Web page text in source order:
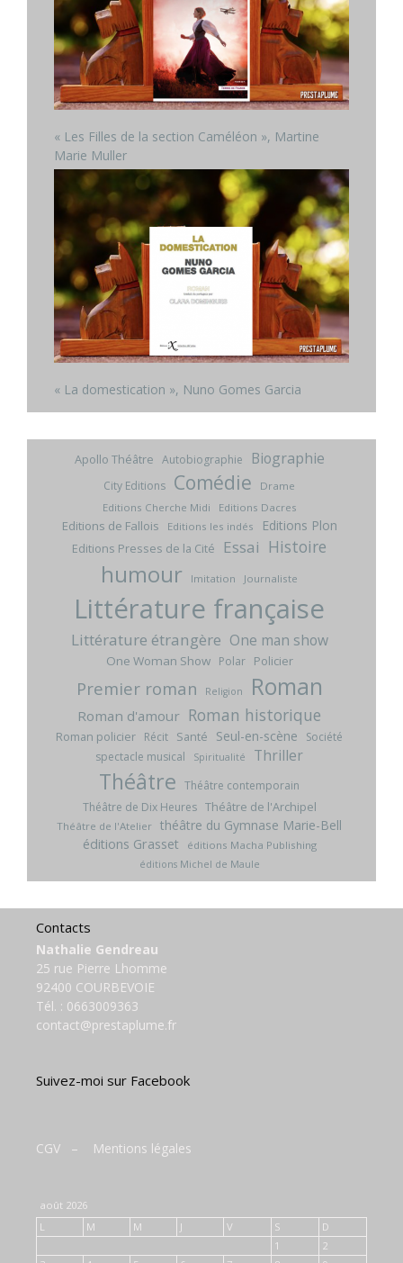
« Les Filles de la section Caméléon », Martine
Marie Muller
« La domestication », Nuno Gomes Garcia
Apollo Théâtre Autobiographie Biographie
City Editions Comédie
Drame
Editions Cherche Midi
Editions Dacres
Editions de Fallois Editions les indés Editions Plon
Editions Presses de la Cité Essai Histoire
humour Imitation Journaliste
Littérature française
Littérature étrangère One man show
One Woman Show Polar Policier
Premier roman Religion Roman
Roman d'amour Roman historique
Roman policier Récit Santé Seul-en-scène
Société
spectacle musical
Spiritualité Thriller
Théâtre Théâtre contemporain
Théâtre de Dix Heures Théâtre de l'Archipel
Théâtre de l'Atelier théâtre du Gymnase Marie-Bell
éditions Grasset
éditions Macha Publishing
éditions Michel de Maule
Contacts
Nathalie Gendreau
25 rue Pierre Lhomme
92400 COURBEVOIE
Tél. : 0663009363
contact@prestaplume.fr
Suivez-moi sur Facebook
CGV – Mentions légales
août 2026
L
M M J V S
D
1
2